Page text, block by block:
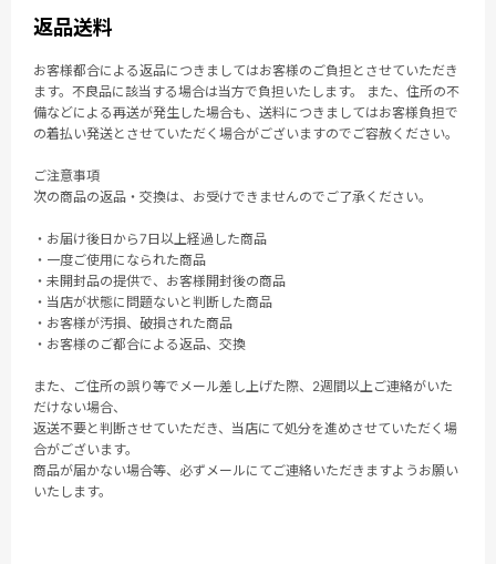
返品送料
お客様都合による返品につきましてはお客様のご負担とさせていただき
ます。不良品に該当する場合は当方で負担いたします。 また、住所の不
備などによる再送が発生した場合も、送料につきましてはお客様負担で
の着払い発送とさせていただく場合がございますのでご容赦ください。
ご注意事項
次の商品の返品・交換は、お受けできませんのでご了承ください。
・お届け後日から7日以上経過した商品
・一度ご使用になられた商品
・未開封品の提供で、お客様開封後の商品
・当店が状態に問題ないと判断した商品
・お客様が汚損、破損された商品
・お客様のご都合による返品、交換
また、ご住所の誤り等でメール差し上げた際、2週間以上ご連絡がいた
だけない場合、
返送不要と判断させていただき、当店にて処分を進めさせていただく場
合がございます。
商品が届かない場合等、必ずメールにてご連絡いただきますようお願い
いたします。